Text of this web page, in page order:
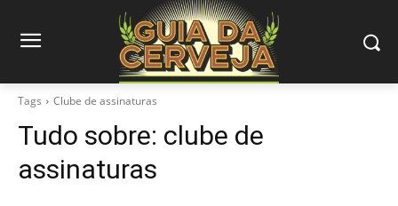
Tags Clube de assinaturas
Tudo sobre: clube de
assinaturas